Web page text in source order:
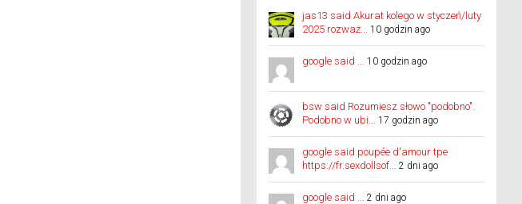
jas13 said Akurat kolego w styczeń/luty
2025 rozważ... 10 godzin ago
google said ... 10 godzin ago
bsw said Rozumiesz słowo "podobno".
Podobno w ubi... 17 godzin ago
google said poupée d'amour tpe
https://fr.sexdollsof... 2 dni ago
google said ... 2 dni ago